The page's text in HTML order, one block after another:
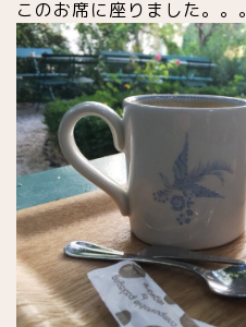
このお席に座りました。。。